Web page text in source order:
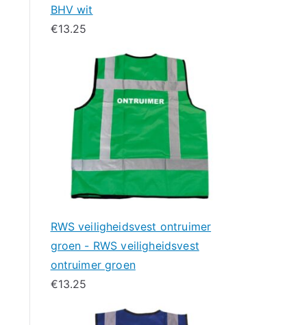
BHV wit
€13.25
RWS veiligheidsvest ontruimer
groen - RWS veiligheidsvest
ontruimer groen
€13.25